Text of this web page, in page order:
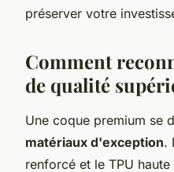
préserver votre
Comment
de qualité
Une coque premium se
matériaux d'exception.
renforcé et le TPU